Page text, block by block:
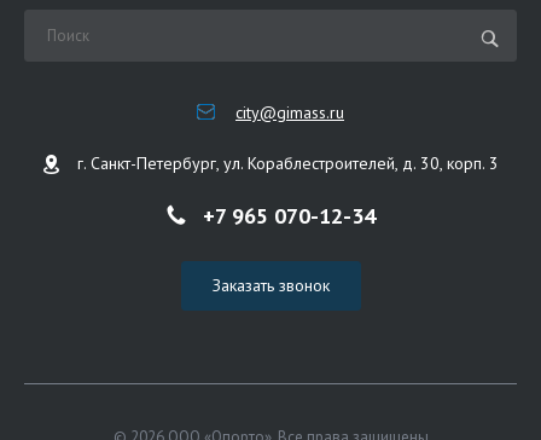
city@gimass.ru
г. Санкт-Петербург, ул. Кораблестроителей, д. 30, корп. 3
+7 965 070-12-34
Заказать звонок